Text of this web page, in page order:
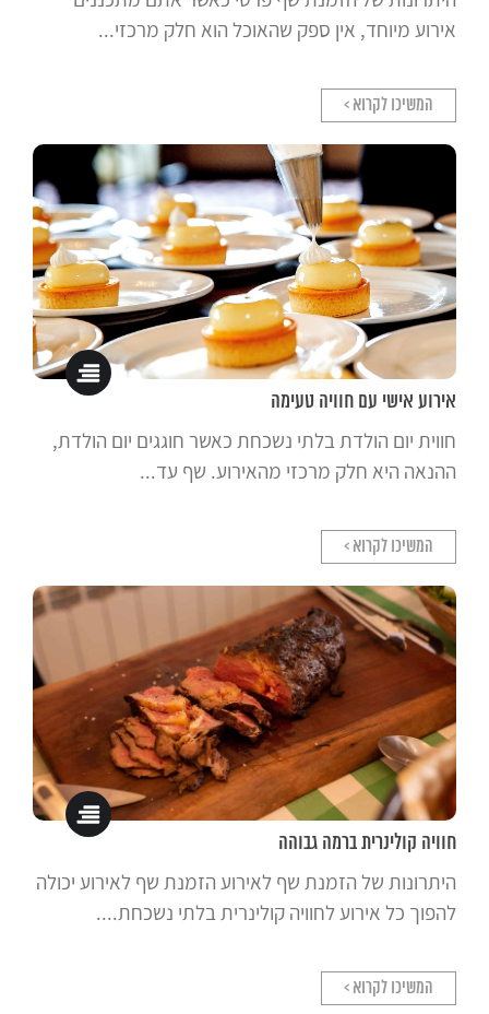
אירוע מיוחד, אין ספק שהאוכל הוא חלק מרכזי...
המשיכו לקרוא >
אירוע אישי עם חוויה טעימה
חווית יום הולדת בלתי נשכחת כאשר חוגגים יום הולדת,
ההנאה היא חלק מרכזי מהאירוע. שף עד...
המשיכו לקרוא >
חוויה קולינרית ברמה גבוהה
היתרונות של הזמנת שף לאירוע הזמנת שף לאירוע יכולה
להפוך כל אירוע לחוויה קולינרית בלתי נשכחת....
המשיכו לקרוא >